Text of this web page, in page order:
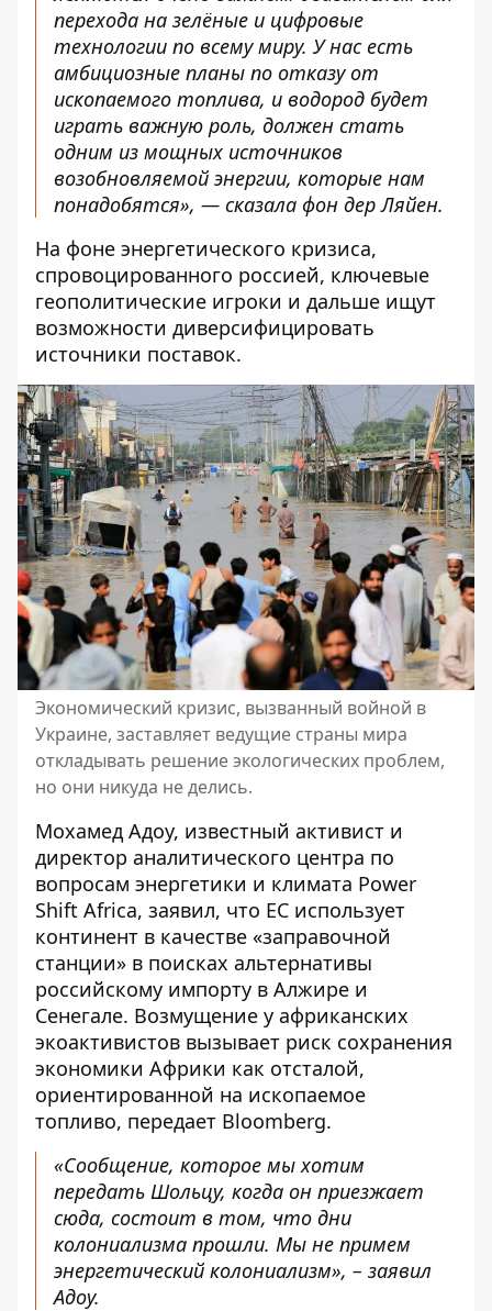
перехода на зелёные и цифровые
технологии по всему миру. У нас есть
амбициозные планы по отказу от
ископаемого топлива, и водород будет
играть важную роль, должен стать
одним из мощных источников
возобновляемой энергии, которые нам
понадобятся», — сказала фон дер Ляйен.
На фоне энергетического кризиса,
спровоцированного россией, ключевые
геополитические игроки и дальше ищут
возможности диверсифицировать
источники поставок.
Экономический кризис, вызванный войной в
Украине, заставляет ведущие страны мира
откладывать решение экологических проблем,
но они никуда не делись.
Мохамед Адоу, известный активист и
директор аналитического центра по
вопросам энергетики и климата Power
Shift Africa, заявил, что ЕС использует
континент в качестве «заправочной
станции» в поисках альтернативы
российскому импорту в Алжире и
Сенегале. Возмущение у африканских
экоактивистов вызывает риск сохранения
экономики Африки как отсталой,
ориентированной на ископаемое
топливо, передает Bloomberg.
«Сообщение, которое мы хотим
передать Шольцу, когда он приезжает
сюда, состоит в том, что дни
колониализма прошли. Мы не примем
энергетический колониализм», – заявил
Адоу.